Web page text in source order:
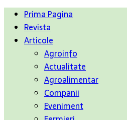
Prima Pagina
Revista
Articole
Agroinfo
Actualitate
Agroalimentar
Companii
Eveniment